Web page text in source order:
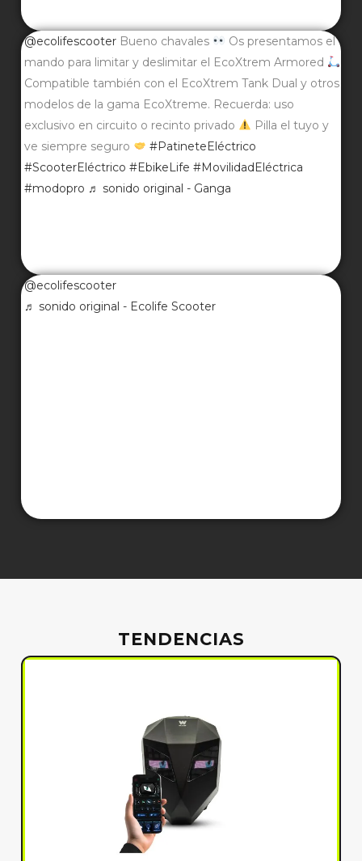
@ecolifescooter Bueno chavales
Os presentamos el
mando para limitar y deslimitar el EcoXtrem Armored
Compatible también con el EcoXtrem Tank Dual y otros
modelos de la gama EcoXtreme. Recuerda: uso
exclusivo en circuito o recinto privado
Pilla el tuyo y
ve siempre seguro
#PatineteEléctrico
#ScooterEléctrico #EbikeLife #MovilidadEléctrica
#modopro ♬ sonido original - Ganga
@ecolifescooter
♬ sonido original - Ecolife Scooter
TENDENCIAS